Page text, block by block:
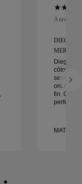
Aurelle in
DIEGO
Diego a
côtoyer
service,
ont été
fin.
qui